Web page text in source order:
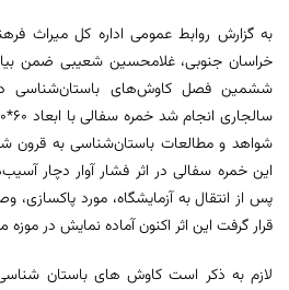
به گزارش روابط عمومی اداره کل میراث
خراسان جنوبی، غلامحسین شعیبی ضمن
ششمین فصل کاوش‌های باستان‌شناسی
شواهد و مطالعات باستان‌شناسی به قرون
این خمره سفالی در اثر فشار آوار دچار
پس از انتقال به آزمایشگاه، مورد
قرار گرفت این اثر اکنون آماده نمایش در موزه
لازم به ذکر است کاوش های باستان